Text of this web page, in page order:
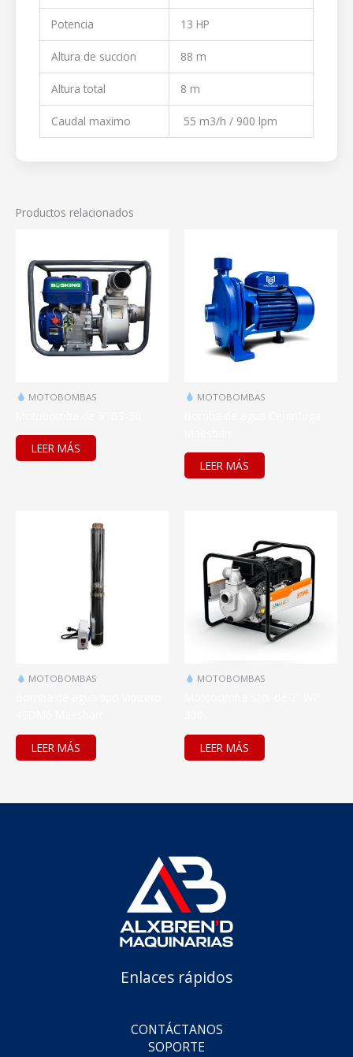
Potencia 13 HP
Altura de succion 88 m
Altura total 8 m
Caudal maximo 55 m3/h / 900 lpm
Productos relacionados
MOTOBOMBAS
LEER MÁS
MOTOBOMBAS
LEER MÁS
MOTOBOMBAS
LEER MÁS
MOTOBOMBAS
LEER MÁS
Enlaces rápidos
CONTÁCTANOS
SOPORTE